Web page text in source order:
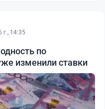
г., 14:35
по
изменили ставки